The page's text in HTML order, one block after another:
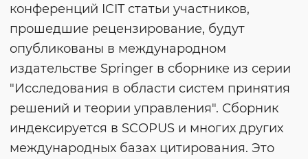
конференций ICIT статьи участников,
прошедшие рецензирование, будут
опубликованы в международном
издательстве Springer в сборнике из серии
"Исследования в области систем принятия
решений и теории управления". Сборник
индексируется в SCOPUS и многих других
международных базах цитирования. Это